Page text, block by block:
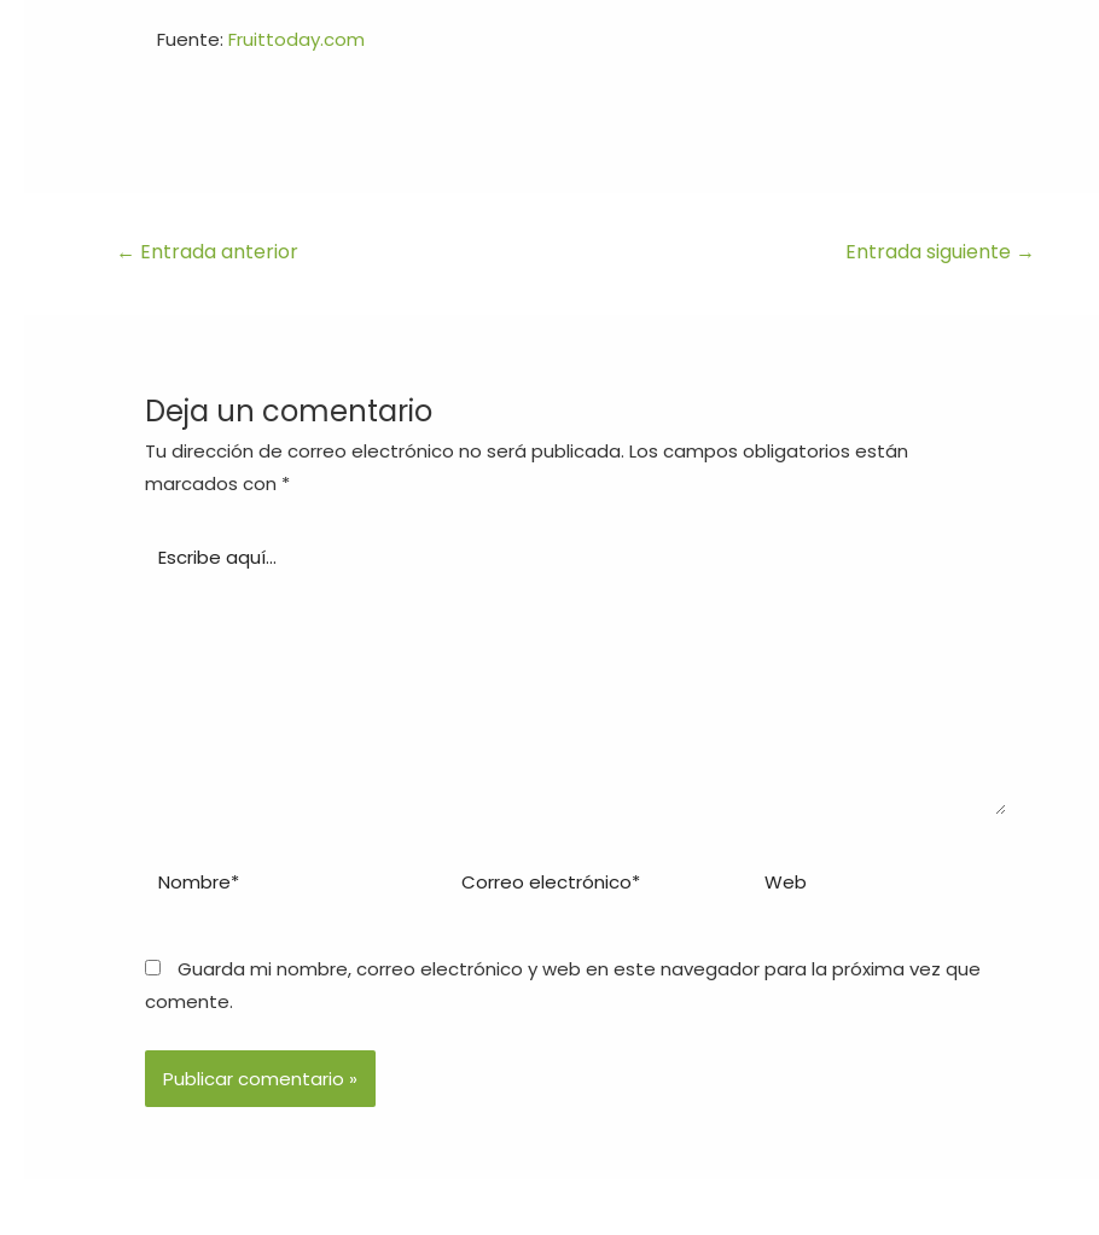
Fuente:Fruittoday.com
← Entrada anterior Entrada siguiente →
Deja un comentario
Tu dirección de correo electrónico no será publicada. Los campos obligatorios están
marcados con *
Guarda mi nombre, correo electrónico y web en este navegador para la próxima vez que
comente.